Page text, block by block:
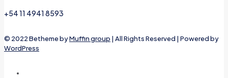
+54 11 4941 8593
© 2022 Betheme byMuffin group | All Rights Reserved | Powered by
WordPress